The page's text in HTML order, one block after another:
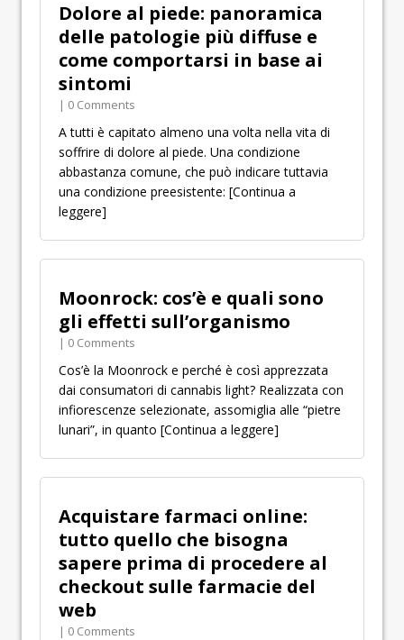
Dolore al piede: panoramica
delle patologie più diffuse e
come comportarsi in base ai
sintomi
| 0 Comments
A tutti è capitato almeno una volta nella vita di
soffrire di dolore al piede. Una condizione
abbastanza comune, che può indicare tuttavia
una condizione preesistente: [Continua a
leggere]
Moonrock: cos’è e quali sono
gli effetti sull’organismo
| 0 Comments
Cos’è la Moonrock e perché è così apprezzata
dai consumatori di cannabis light? Realizzata con
infiorescenze selezionate, assomiglia alle “pietre
lunari”, in quanto [Continua a leggere]
Acquistare farmaci online:
tutto quello che bisogna
sapere prima di procedere al
checkout sulle farmacie del
web
| 0 Comments